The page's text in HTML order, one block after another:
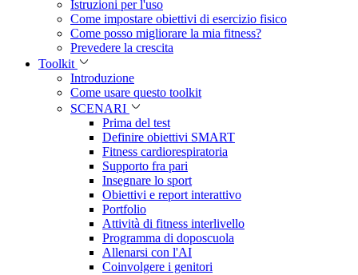
Istruzioni per l'uso
Come impostare obiettivi di esercizio fisico
Come posso migliorare la mia fitness?
Prevedere la crescita
Toolkit
Introduzione
Come usare questo toolkit
SCENARI
Prima del test
Definire obiettivi SMART
Fitness cardiorespiratoria
Supporto fra pari
Insegnare lo sport
Obiettivi e report interattivo
Portfolio
Attività di fitness interlivello
Programma di doposcuola
Allenarsi con l'AI
Coinvolgere i genitori